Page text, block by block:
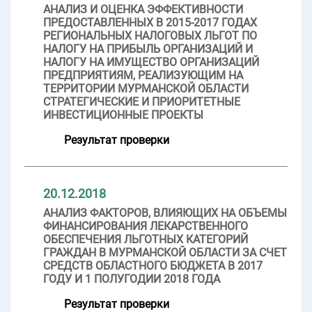
АНАЛИЗ И ОЦЕНКА ЭФФЕКТИВНОСТИ
ПРЕДОСТАВЛЕННЫХ В 2015-2017 ГОДАХ
РЕГИОНАЛЬНЫХ НАЛОГОВЫХ ЛЬГОТ ПО
НАЛОГУ НА ПРИБЫЛЬ ОРГАНИЗАЦИЙ И
НАЛОГУ НА ИМУЩЕСТВО ОРГАНИЗАЦИЙ
ПРЕДПРИЯТИЯМ, РЕАЛИЗУЮЩИМ НА
ТЕРРИТОРИИ МУРМАНСКОЙ ОБЛАСТИ
СТРАТЕГИЧЕСКИЕ И ПРИОРИТЕТНЫЕ
ИНВЕСТИЦИОННЫЕ ПРОЕКТЫ
Результат проверки
20.12.2018
АНАЛИЗ ФАКТОРОВ, ВЛИЯЮЩИХ НА ОБЪЕМЫ
ФИНАНСИРОВАНИЯ ЛЕКАРСТВЕННОГО
ОБЕСПЕЧЕНИЯ ЛЬГОТНЫХ КАТЕГОРИЙ
ГРАЖДАН В МУРМАНСКОЙ ОБЛАСТИ ЗА СЧЕТ
СРЕДСТВ ОБЛАСТНОГО БЮДЖЕТА В 2017
ГОДУ И 1 ПОЛУГОДИИ 2018 ГОДА
Результат проверки